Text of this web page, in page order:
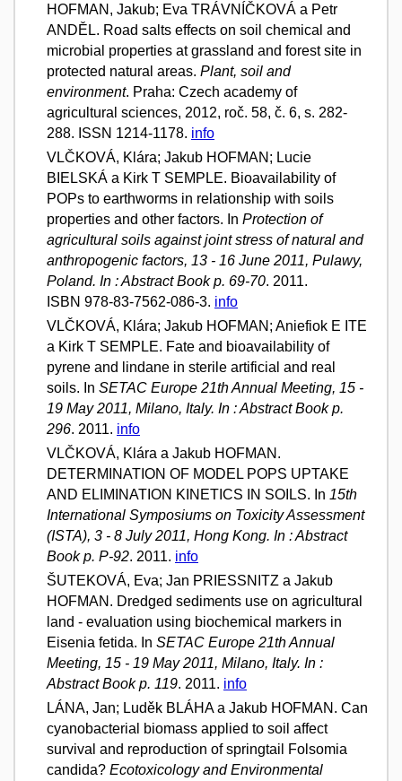
HOFMAN, Jakub; Eva TRÁVNÍČKOVÁ a Petr
ANDĚL. Road salts effects on soil chemical and
microbial properties at grassland and forest site in
protected natural areas. Plant, soil and
environment. Praha: Czech academy of
agricultural sciences, 2012, roč. 58, č. 6, s. 282-
288. ISSN 1214-1178. info
VLČKOVÁ, Klára; Jakub HOFMAN; Lucie
BIELSKÁ a Kirk T SEMPLE. Bioavailability of
POPs to earthworms in relationship with soils
properties and other factors. In Protection of
agricultural soils against joint stress of natural and
anthropogenic factors, 13 - 16 June 2011, Pulawy,
Poland. In : Abstract Book p. 69-70. 2011.
ISBN 978-83-7562-086-3. info
VLČKOVÁ, Klára; Jakub HOFMAN; Aniefiok E ITE
a Kirk T SEMPLE. Fate and bioavailability of
pyrene and lindane in sterile artificial and real
soils. In SETAC Europe 21th Annual Meeting, 15 -
19 May 2011, Milano, Italy. In : Abstract Book p.
296. 2011. info
VLČKOVÁ, Klára a Jakub HOFMAN.
DETERMINATION OF MODEL POPS UPTAKE
AND ELIMINATION KINETICS IN SOILS. In 15th
International Symposiums on Toxicity Assessment
(ISTA), 3 - 8 July 2011, Hong Kong. In : Abstract
Book p. P-92. 2011. info
ŠUTEKOVÁ, Eva; Jan PRIESSNITZ a Jakub
HOFMAN. Dredged sediments use on agricultural
land - evaluation using biochemical markers in
Eisenia fetida. In SETAC Europe 21th Annual
Meeting, 15 - 19 May 2011, Milano, Italy. In :
Abstract Book p. 119. 2011. info
LÁNA, Jan; Luděk BLÁHA a Jakub HOFMAN. Can
cyanobacterial biomass applied to soil affect
survival and reproduction of springtail Folsomia
candida? Ecotoxicology and Environmental